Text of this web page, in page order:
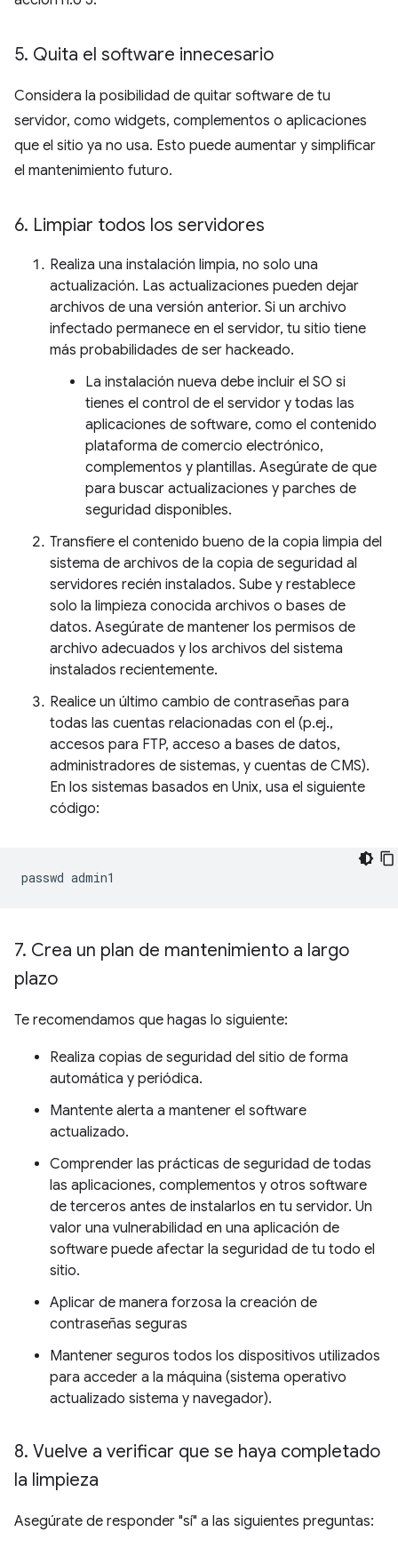
5. Quita el software innecesario
Considera la posibilidad de quitar software de tu
servidor, como widgets, complementos o aplicaciones
que el sitio ya no usa. Esto puede aumentar y simplificar
el mantenimiento futuro.
6. Limpiar todos los servidores
Realiza una instalación limpia, no solo una
actualización. Las actualizaciones pueden dejar
archivos de una versión anterior. Si un archivo
infectado permanece en el servidor, tu sitio tiene
más probabilidades de ser hackeado.
La instalación nueva debe incluir el SO si
tienes el control de el servidor y todas las
aplicaciones de software, como el contenido
plataforma de comercio electrónico,
complementos y plantillas. Asegúrate de que
para buscar actualizaciones y parches de
seguridad disponibles.
Transfiere el contenido bueno de la copia limpia del
sistema de archivos de la copia de seguridad al
servidores recién instalados. Sube y restablece
solo la limpieza conocida archivos o bases de
datos. Asegúrate de mantener los permisos de
archivo adecuados y los archivos del sistema
instalados recientemente.
Realice un último cambio de contraseñas para
todas las cuentas relacionadas con el (p.ej.,
accesos para FTP, acceso a bases de datos,
administradores de sistemas, y cuentas de CMS).
En los sistemas basados en Unix, usa el siguiente
código:
passwd
7. Crea un plan de mantenimiento a largo
plazo
Te recomendamos que hagas lo siguiente:
Realiza copias de seguridad del sitio de forma
automática y periódica.
Mantente alerta a mantener el software
actualizado.
Comprender las prácticas de seguridad de todas
las aplicaciones, complementos y otros software
de terceros antes de instalarlos en tu servidor. Un
valor una vulnerabilidad en una aplicación de
software puede afectar la seguridad de tu todo el
sitio.
Aplicar de manera forzosa la creación de
contraseñas seguras
Mantener seguros todos los dispositivos utilizados
para acceder a la máquina (sistema operativo
actualizado sistema y navegador).
8. Vuelve a verificar que se haya completado
la limpieza
Asegúrate de responder "sí" a las siguientes preguntas: